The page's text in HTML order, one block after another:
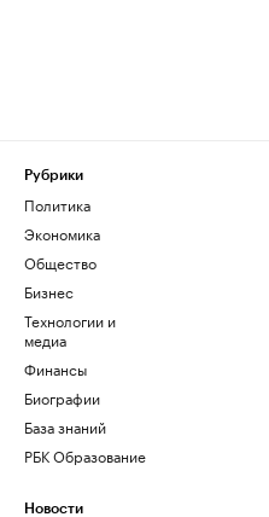
Рубрики
Политика
Экономика
Общество
Бизнес
Технологии и
медиа
Финансы
Биографии
База знаний
РБК Образование
Новости